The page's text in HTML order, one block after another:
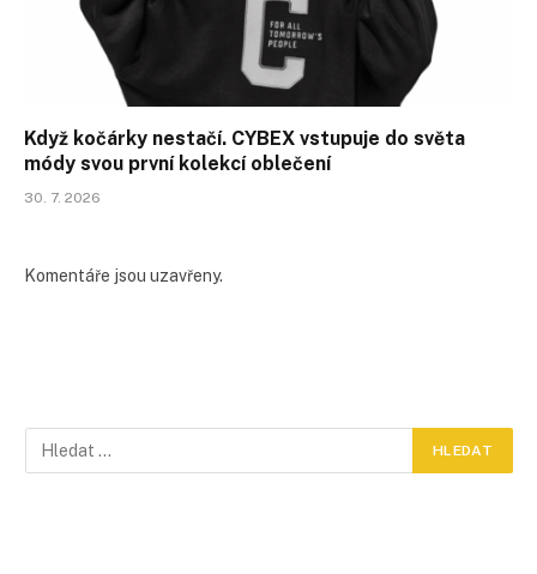
Když kočárky nestačí. CYBEX vstupuje do světa
módy svou první kolekcí oblečení
30. 7. 2026
Komentáře jsou uzavřeny.